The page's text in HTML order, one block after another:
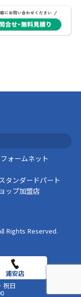
見舞い申し上げま
社長コラム
スタッフの日常
ォームネット
タンダードパート
ップ加盟店
Rights Reserved.
祝日